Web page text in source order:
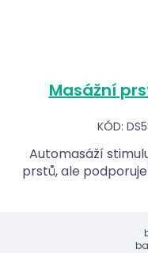
Masážní
KÓD:
Automasáží
prstů, ale